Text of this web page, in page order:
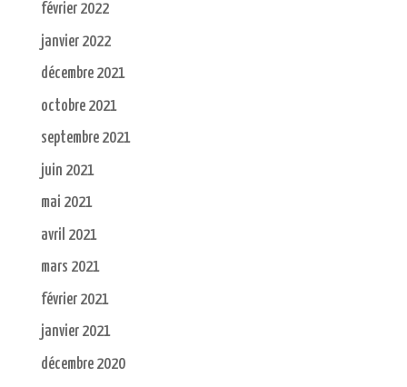
février 2022
janvier 2022
décembre 2021
octobre 2021
septembre 2021
juin 2021
mai 2021
avril 2021
mars 2021
février 2021
janvier 2021
décembre 2020